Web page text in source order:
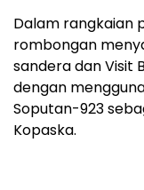
Dalam rangkaian
rombongan
sandera dan Visit
dengan
Soputan-923
Kopaska.